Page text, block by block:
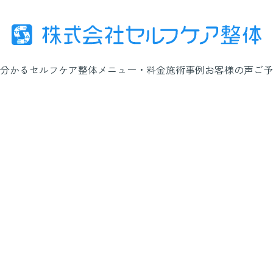
かるセルフケア整体メニュー・料金施術事例お客様の声ご